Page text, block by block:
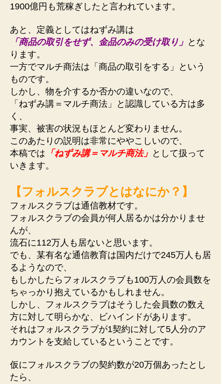
1900億円も荒稼ぎしたと言われています。
あと、定義としてはねずみ講は
「商品の取引をせず、金品のみの受け取り」 とな
ります。
一方でマルチ商法は「商品の取引をする」という
ものです。
しかし、物を介するか否かの違いなので、
「ねずみ講＝マルチ商法」と認識している方は多
く、
事実、被害の状況もほとんど変わりません。
このあたりの説明は非常にややこしいので、
本稿では 「ねずみ講＝マルチ商法」 として扱って
いきます。
【フォルスクラブとはなにか？】
フォルスクラブは通信教材です。
フォルスクラブの会員が何人居るかは分かりませ
んが、
流石に112万人も居ないと思います。
でも、某有名な通信教育は国内だけで245万人も居
るようなので、
もしかしたらフォルスクラブも100万人の会員数を
ちゃっかり抱えているかもしれません。
しかし、フォルスクラブはそうした会員数の数え
方に対して明らかな、ビハインドがあります。
それはフォルスクラブが1契約に対して5人分のア
カウントを支給しているということです。
仮にフォルスクラブの契約数が20万個あったとし
たら、